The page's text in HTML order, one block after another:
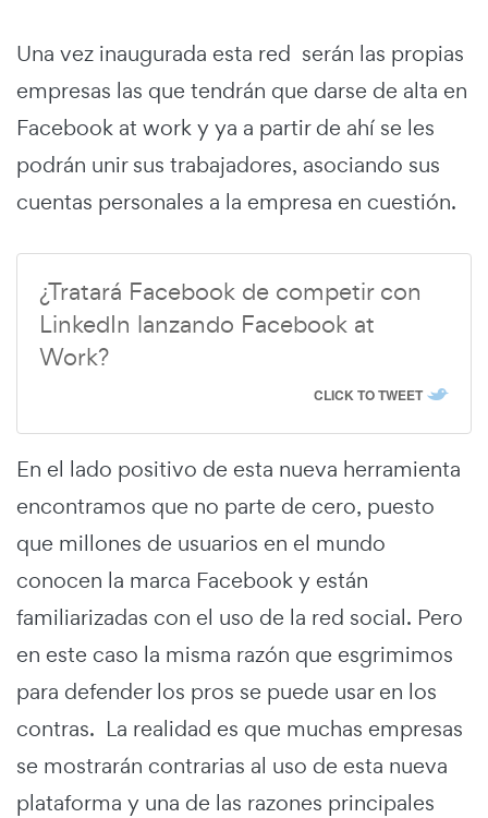
Una vez inaugurada esta red serán las propias
empresas las que tendrán que darse de alta en
Facebook at work y ya a partir de ahí se les
podrán unir sus trabajadores, asociando sus
cuentas personales a la empresa en cuestión.
¿Tratará Facebook de competir con
LinkedIn lanzando Facebook at
Work?
CLICK TO TWEET
En el lado positivo de esta nueva herramienta
encontramos que no parte de cero, puesto
que millones de usuarios en el mundo
conocen la marca Facebook y están
familiarizadas con el uso de la red social. Pero
en este caso la misma razón que esgrimimos
para defender los pros se puede usar en los
contras. La realidad es que muchas empresas
se mostrarán contrarias al uso de esta nueva
plataforma y una de las razones principales